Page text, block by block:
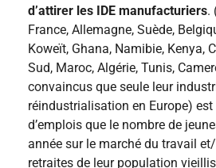
d’attirer les IDE manufacturiers.
France, Allemagne, Suède,
Koweït, Ghana, Namibie, Kenya,
Sud, Maroc, Algérie, Tunis,
convaincus que seule leur
réindustrialisation en Europe)
d’emplois que le nombre de
année sur le marché du travail
retraites de leur population